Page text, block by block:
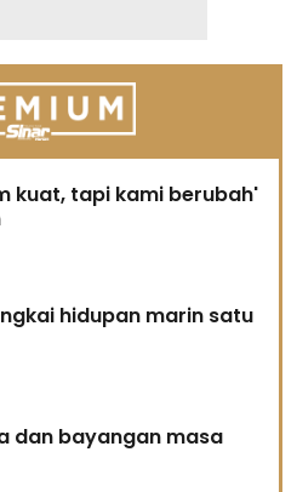
kuat, tapi kami berubah'
hidupan marin satu
dan bayangan masa